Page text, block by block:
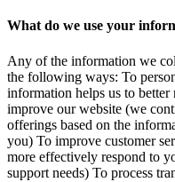
What do we use your
Any of the information we
the following ways: To
information helps us to
improve our website (we
offerings based on the
you) To improve customer
more effectively respond to
support needs) To process